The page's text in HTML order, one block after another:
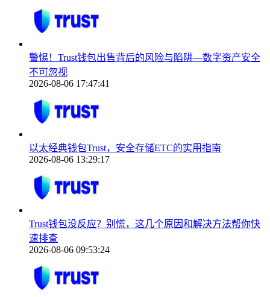
警惕！Trust钱包出售背后的风险与陷阱—数字资产安全
不可忽视
2026-08-06 17:47:41
以太经典钱包Trust，安全存储ETC的实用指南
2026-08-06 13:29:17
Trust钱包没反应？别慌，这几个原因和解决方法帮你快
速排查
2026-08-06 09:53:24